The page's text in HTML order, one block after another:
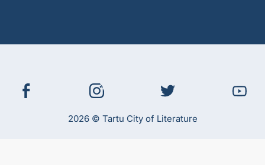
2026 © Tartu City of Literature